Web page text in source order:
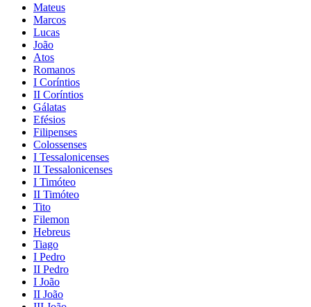
Mateus
Marcos
Lucas
João
Atos
Romanos
I Coríntios
II Coríntios
Gálatas
Efésios
Filipenses
Colossenses
I Tessalonicenses
II Tessalonicenses
I Timóteo
II Timóteo
Tito
Filemon
Hebreus
Tiago
I Pedro
II Pedro
I João
II João